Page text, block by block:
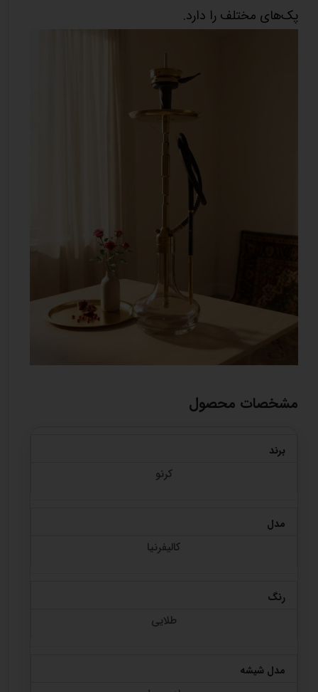
پک‌های مختلف را دارد.
مشخصات محصول
برند
کرنو
مدل
کالیفرنیا
رنگ
طلایی
مدل شیشه